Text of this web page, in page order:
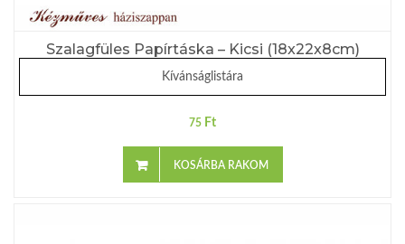
Szalagfüles Papírtáska – Kicsi (18x22x8cm)
Kívánságlistára
75 Ft
KOSÁRBA RAKOM